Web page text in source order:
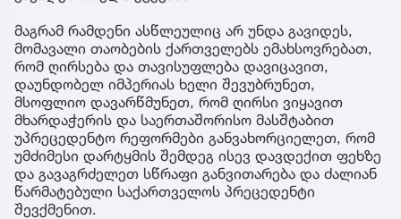
მაგრამ რამდენი ასწლეულიც არ უნდა გავიდეს,
მომავალი თაობების ქართველებს ემახსოვრებათ,
რომ ღირსება და თავისუფლება დავიცავით,
დაუნდობელ იმპერიას ხელი შევუბრუნეთ,
მსოფლიო დავარწმუნეთ, რომ ღირსი ვიყავით
მხარდაჭერის და საერთაშორისო მასშტაბით
უპრეცედენტო რეფორმები განვახორციელეთ, რომ
უმძიმესი დარტყმის შემდეგ ისევ დავდექით ფეხზე
და გავაგრძელეთ სწრაფი განვითარება და ძალიან
წარმატებული საქართველოს პრეცედენტი
შევქმენით.